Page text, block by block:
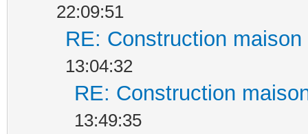
22:09:51
RE: Construction
13:04:32
RE: Construction
13:49:35